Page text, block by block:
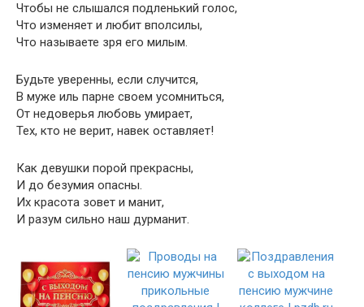
Чтобы не слышался подленький голос,
Что изменяет и любит вполсилы,
Что называете зря его милым.
Будьте уверенны, если случится,
В муже иль парне своем усомниться,
От недоверья любовь умирает,
Тех, кто не верит, навек оставляет!
Как девушки порой прекрасны,
И до безумия опасны.
Их красота зовет и манит,
И разум сильно наш дурманит.